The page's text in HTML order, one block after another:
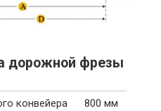
дорожной фрезы
конвейера
800 мм